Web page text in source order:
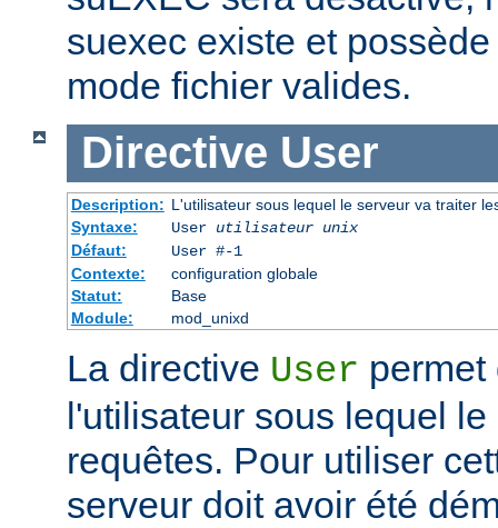
suexec existe et
mode fichier valides.
Directive User
Description: L'utilisateur sous lequel le serveur va traiter
Syntaxe:
User utilisateur unix
Défaut:
User #-1
Contexte:
configuration globale
Statut:
Base
Module:
mod_unixd
La directive User permet
l'utilisateur sous lequel
requêtes. Pour utiliser
serveur doit avoir été